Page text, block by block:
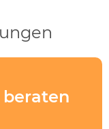
beraten